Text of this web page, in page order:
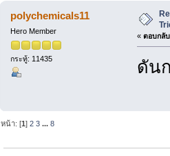
polychemicals11
Hero Member
กระทู้: 11435
« ตอบกลั
ดัน
หน้า: [1]2 3 ...8